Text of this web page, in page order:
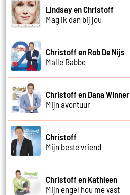
Lindsay en Christoff
Mag ik dan bij jou
Christoff en Rob De Nijs
Malle Babbe
Christoff en Dana Winner
Mijn avontuur
Christoff
Mijn beste vriend
Christoff en Kathleen
Mijn engel hou me vast